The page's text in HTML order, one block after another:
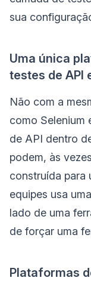
sua
Uma única
testes de API
Não com a
como Selenium
de API dentro
podem, às
construída para
equipes usa
lado de uma
de forçar uma
Plataformas